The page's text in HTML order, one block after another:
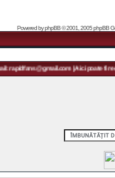
Powered byphpBB© 2001, 2005 phpBB
| Aici poate fi